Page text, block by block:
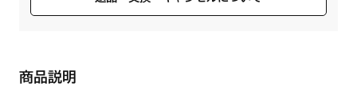
商品説明